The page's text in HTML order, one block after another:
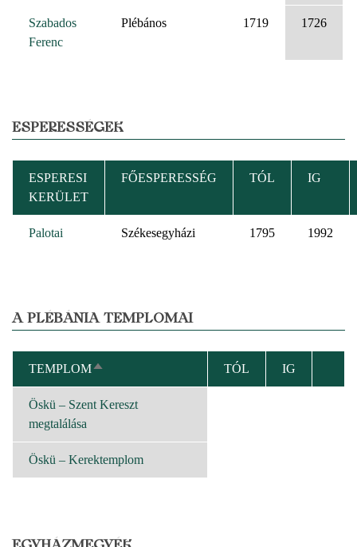
Szabados
Ferenc
Plébános 1719 1726
ESPERESSÉGEK
ESPERESI
KERÜLET
FŐESPERESSÉG TÓL IG
Palotai Székesegyházi 1795 1992
A PLÉBÁNIA TEMPLOMAI
TEMPLOMCSÖKKENŐ
RENDEZÉS
TÓL IG
Öskü – Szent Kereszt
megtalálása
Öskü – Kerektemplom